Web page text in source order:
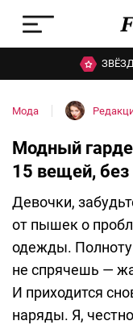
Мода
Модный
15 вещей, без
Девочки,
от пышек о
одежды.
не спрячешь —
И приходится
наряды. Я,